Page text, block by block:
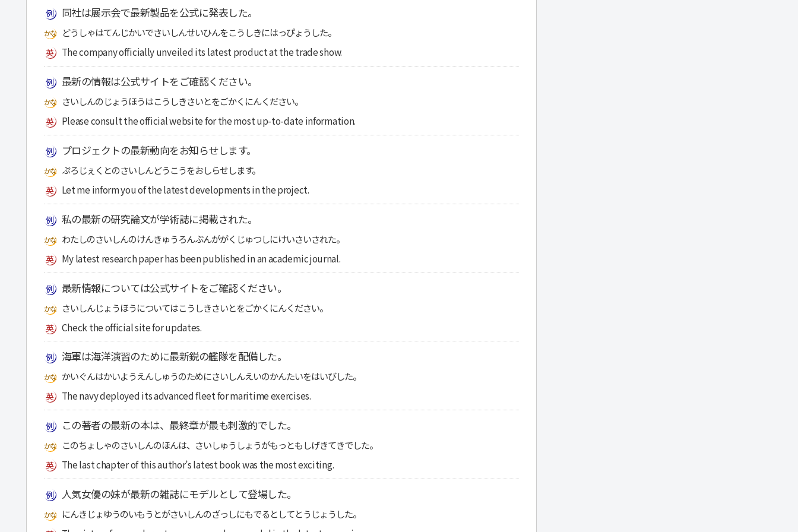
同社は展示会で最新製品を公式に発表した。
どうしゃはてんじかいでさいしんせいひんをこうしきにはっぴょうした。
The company officially unveiled its latest product at the trade show.
最新の情報は公式サイトをご確認ください。
さいしんのじょうほうはこうしきさいとをごかくにんください。
Please consult the official website for the most up-to-date information.
プロジェクトの最新動向をお知らせします。
ぷろじぇくとのさいしんどうこうをおしらせします。
Let me inform you of the latest developments in the project.
私の最新の研究論文が学術誌に掲載された。
わたしのさいしんのけんきゅうろんぶんががくじゅつしにけいさいされた。
My latest research paper has been published in an academic journal.
最新情報については公式サイトをご確認ください。
さいしんじょうほうについてはこうしきさいとをごかくにんください。
Check the official site for updates.
海軍は海洋演習のために最新鋭の艦隊を配備した。
かいぐんはかいようえんしゅうのためにさいしんえいのかんたいをはいびした。
The navy deployed its advanced fleet for maritime exercises.
この著者の最新の本は、最終章が最も刺激的でした。
このちょしゃのさいしんのほんは、さいしゅうしょうがもっともしげきてきでした。
The last chapter of this author’s latest book was the most exciting.
人気女優の妹が最新の雑誌にモデルとして登場した。
にんきじょゆうのいもうとがさいしんのざっしにもでるとしてとうじょうした。